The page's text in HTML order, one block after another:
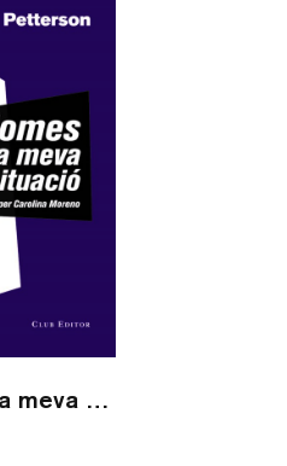
Homes en la meva situació